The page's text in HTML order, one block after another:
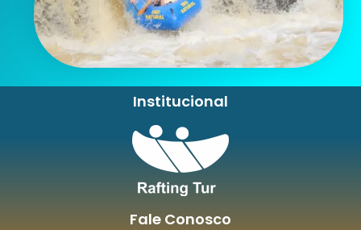
Institucional
Fale Conosco